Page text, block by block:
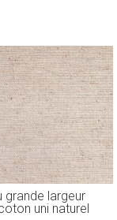
grande largeur
uni naturel